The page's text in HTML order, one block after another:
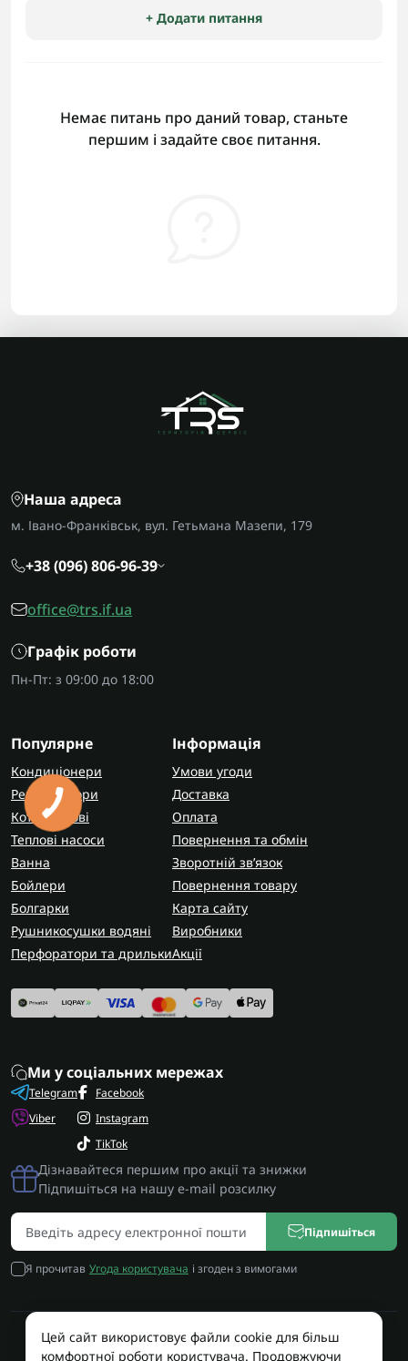
+ Додати питання
Немає питань про даний товар, станьте
першим і задайте своє питання.
Наша адреса
м. Івано-Франківськ, вул. Гетьмана Мазепи, 179
+38 (096) 806-96-39
office@trs.if.ua
Графік роботи
Пн-Пт: з 09:00 до 18:00
Популярне
Кондиціонери
Рекуператори
Котли газові
Теплові насоси
Ванна
Бойлери
Болгарки
Рушникосушки водяні
Перфоратори та дрильки
Інформація
Умови угоди
Доставка
Оплата
Повернення та обмін
Зворотній зв’язок
Повернення товару
Карта сайту
Виробники
Акції
Ми у соціальних мережах
Telegram
Viber
Facebook
Instagram
TikTok
Дізнавайтеся першим про акції та знижки
Підпишіться на нашу e-mail розсилку
Підпишіться
Я прочитав Угода користувача і згоден з вимогами
Працює на OpenCart
КНОПКА
ЗВ'ЯЗКУ
Цей сайт використовує файли cookie для більш
комфортної роботи користувача. Продовжуючи